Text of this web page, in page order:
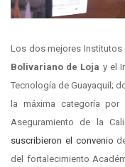
Los dos mejores Institutos
Bolivariano de Loja y el
Tecnología de Guayaquil;
la máxima categoría por
Aseguramiento de la
suscribieron el convenio
del fortalecimiento